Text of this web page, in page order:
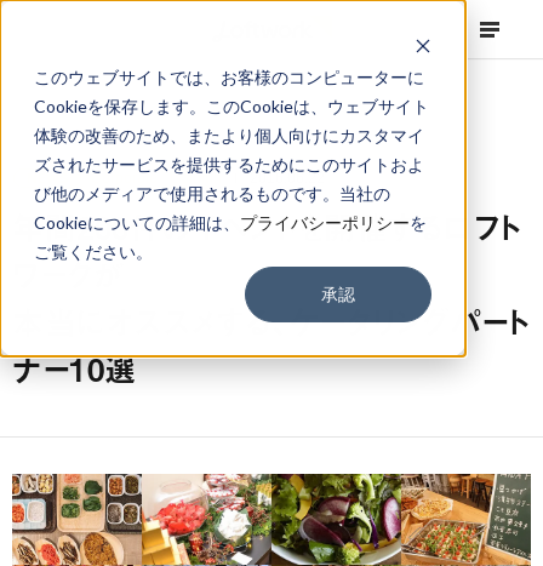
このウェブサイトでは、お客様のコンピューターに
Cookieを保存します。このCookieは、ウェブサイト
体験の改善のため、またより個人向けにカスタマイ
ズされたサービスを提供するためにこのサイトおよ
び他のメディアで使用されるものです。当社の
Cookieについての詳細は、 プライバシーポリシーを
ご覧ください。
承認
NEWS Corporate Column 2016.06.22
年間200件のイベントを開催するロフト
ワークが
本当にオススメする、ケータリングパート
ナー10選